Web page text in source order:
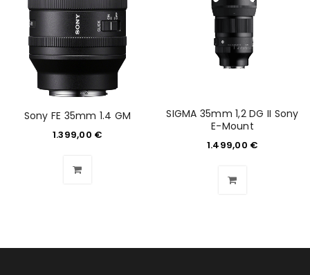
Ich stimme zu
Ja, ich möchte ein Kundenkonto eröffnen und
akzeptiere dieDatenschutzerklärung
REGISTRIEREN
Sony FE 35mm 1.4 GM
1.399,00 €
SIGMA 35mm 1,2 DG II Sony
E-Mount
1.499,00 €